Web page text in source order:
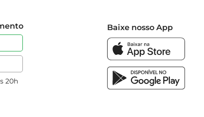
20h
Baixe nosso App